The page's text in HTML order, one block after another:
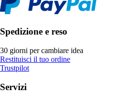
Spedizione e reso
30 giorni per cambiare idea
Restituisci il tuo ordine
Trustpilot
Servizi